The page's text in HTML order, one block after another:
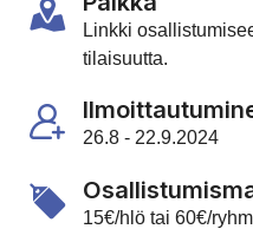
Linkki
tilaisuutta.
26.8 - 22.9.2024
15€/hlö tai 60€/